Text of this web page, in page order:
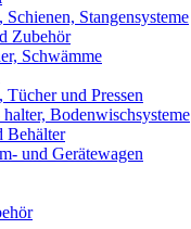
Stangensysteme
Zubehör
Schwämme
und Pressen
Bodenwischsysteme
Behälter
und Gerätewagen